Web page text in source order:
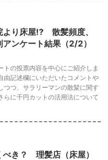
より床屋!? 散髪頻度、
ンケート結果（2/2）
トの投票内容を中心にご紹介しま
由記述欄にいただいたコメントや
つつ、サラリーマンの散髪に関す
らに千円カットの活用法について
べき？ 理髪店（床屋）